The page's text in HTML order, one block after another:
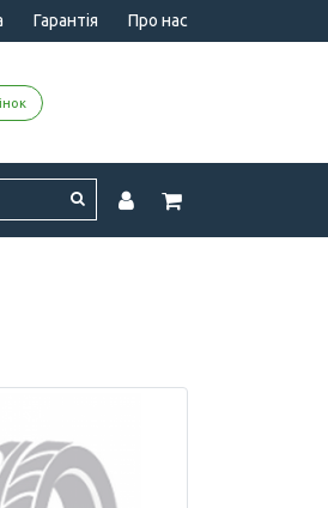
Гарантія Про нас